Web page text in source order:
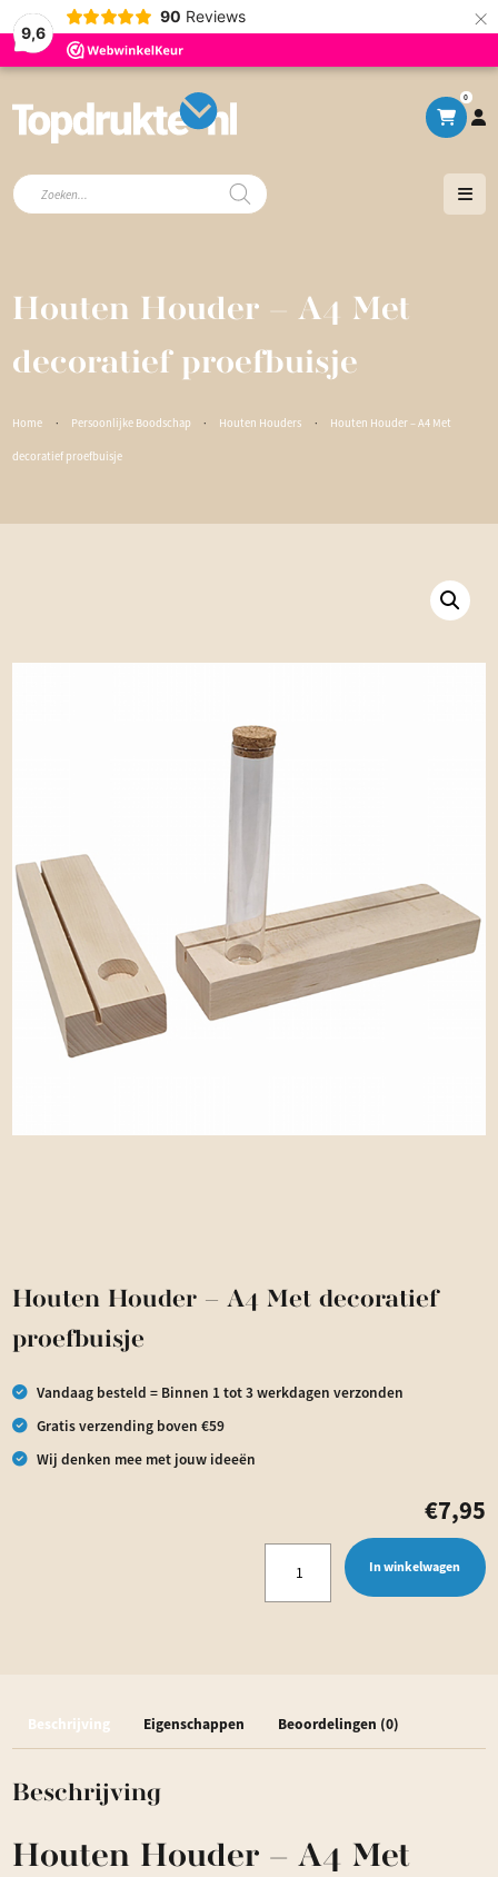
9,6
90 Reviews ×
0
Producten
zoeken
Houten Houder – A4 Met
decoratief proefbuisje
Home · Persoonlijke Boodschap · Houten Houders · Houten Houder – A4 Met
decoratief proefbuisje
€7,95
Houten Houder – A4 Met decoratief
proefbuisje
decoratief
In winkelwagen
Vandaag besteld = Binnen 1 tot 3 werkdagen verzonden
Gratis verzending boven €59
Wij denken mee met jouw ideeën
Beschrijving Eigenschappen Beoordelingen (0)
Beschrijving
Houten Houder – A4 Met